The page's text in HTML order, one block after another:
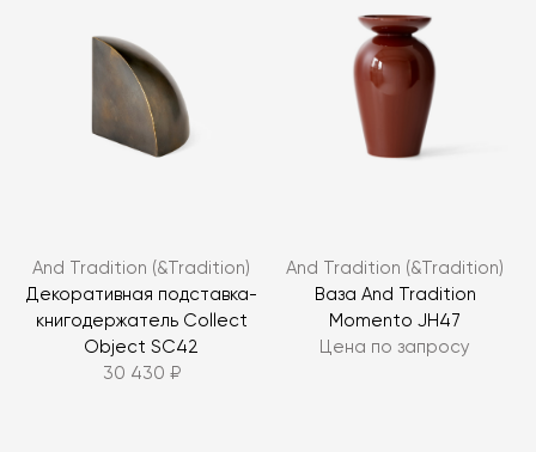
And Tradition (&Tradition)
Декоративная подставка-
книгодержатель Collect
Object SC42
30 430 ₽
And Tradition (&Tradition)
Ваза And Tradition
Momento JH47
Цена по запросу